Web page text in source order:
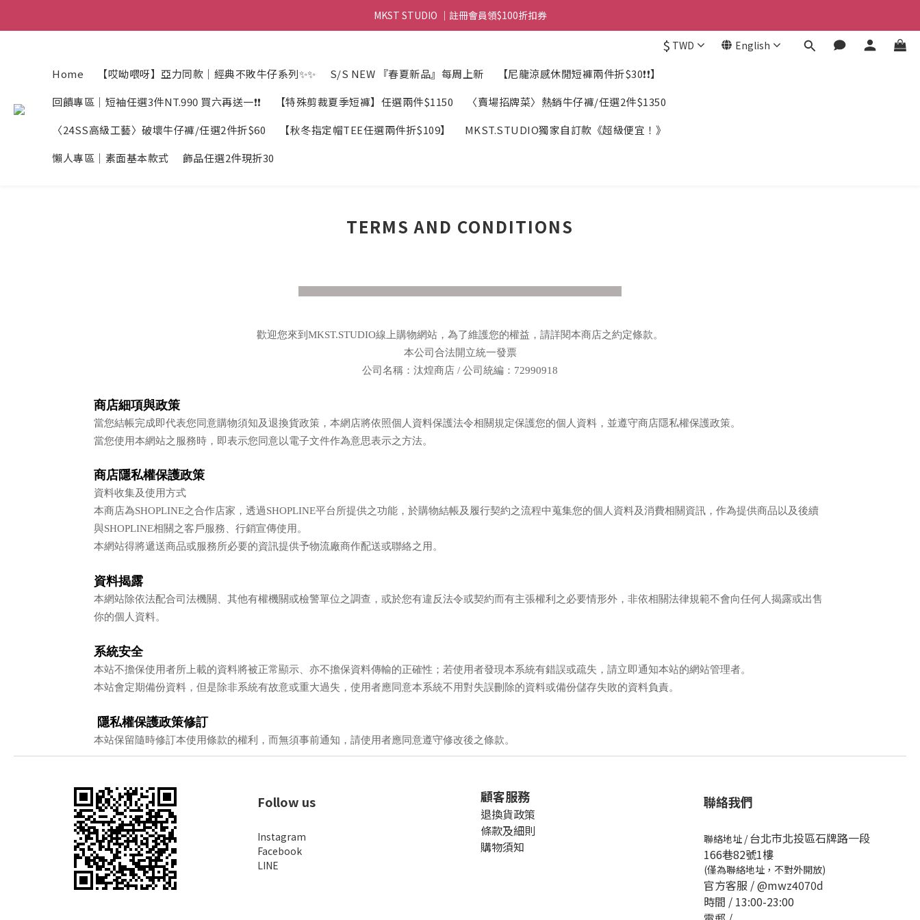
MKST STUDIO ｜ 全店滿$999元 免運
MKST STUDIO ｜註冊會員領$100折扣券
$ TWD English
Home 【哎呦喂呀】亞力同款｜經典不敗牛仔系列✨✨ S/S NEW 『春夏新品』每周上新
【尼龍涼感休閒短褲兩件折$30❗❗】
回饋專區｜短袖任選3件NT.990 買六再送一❗❗
【特殊剪裁夏季短褲】任選兩件$1150
〈賣場招牌菜〉熱銷牛仔褲/任選2件$1350
〈24SS高級工藝〉破壞牛仔褲/任選2件折$60
【秋冬指定帽TEE任選兩件折$109】
MKST.STUDIO獨家自訂款《超級便宜！》
懶人專區｜素面基本款式
飾品任選2件現折30
TERMS AND CONDITIONS
歡迎您來到MKST.STUDIO線上購物網站，為了維護您的權益，請詳閱本商店之約定條款。
本公司合法開立統一發票
公司名稱：汰煌商店 / 公司統編：72990918
商店細項與政策
當您結帳完成即代表您同意購物須知及退換貨政策，本網店將依照個人資料保護法令相關規定保護您的個人資料，並遵守商店隱私權保護政策。
當您使用本網站之服務時，即表示您同意以電子文件作為意思表示之方法。
商店隱私權保護政策
資料收集及使用方式
本商店為SHOPLINE之合作店家，透過SHOPLINE平台所提供之功能，於購物結帳及履行契約之流程中蒐集您的個人資料及消費相關資訊，作為提供商品以及後續
與SHOPLINE相關之客戶服務、行銷宣傳使用。
本網站得將遞送商品或服務所必要的資訊提供予物流廠商作配送或聯絡之用。
資料揭露
本網站除依法配合司法機關、其他有權機關或檢警單位之調查，或於您有違反法令或契約而有主張權利之必要情形外，非依相關法律規範不會向任何人揭露或出售
你的個人資料。
系統安全
本站不擔保使用者所上載的資料將被正常顯示、亦不擔保資料傳輸的正確性；若使用者發現本系統有錯誤或疏失，請立即通知本站的網站管理者。
本站會定期備份資料，但是除非系統有故意或重大過失，使用者應同意本系統不用對失誤刪除的資料或備份儲存失敗的資料負責。
隱私權保護政策修訂
本站保留隨時修訂本使用條款的權利，而無須事前通知，請使用者應同意遵守修改後之條款。
Follow us
Instagram
Facebook
LINE
顧客服務
退換貨政策
條款及細則
購物須知
聯絡我們
聯絡地址 /台北市北投區石牌路一段
166巷82號1樓
(僅為聯絡地址，不對外開放)
官方客服 /@mwz4070d
時間 / 13:00-23:00